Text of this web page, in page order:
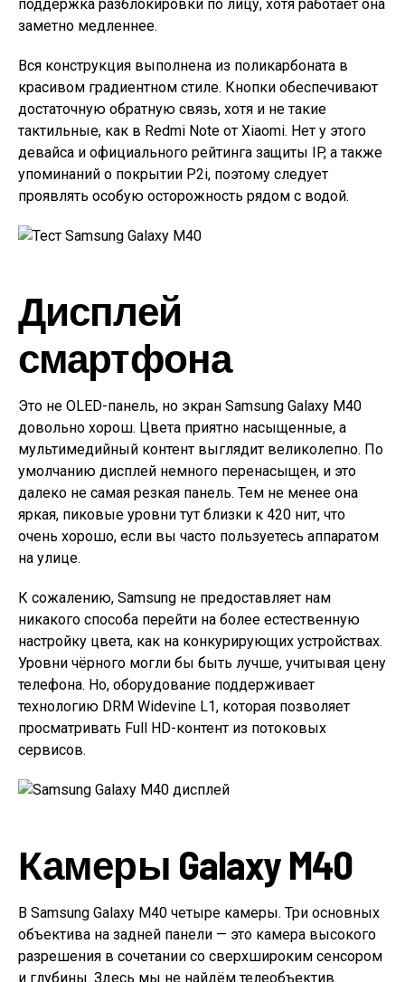
поддержка разблокировки по лицу, хотя работает она
заметно медленнее.
Вся конструкция выполнена из поликарбоната в
красивом градиентном стиле. Кнопки обеспечивают
достаточную обратную связь, хотя и не такие
тактильные, как в Redmi Note от Xiaomi. Нет у этого
девайса и официального рейтинга защиты IP, а также
упоминаний о покрытии P2i, поэтому следует
проявлять особую осторожность рядом с водой.
Дисплей
смартфона
Это не OLED-панель, но экран Samsung Galaxy M40
довольно хорош. Цвета приятно насыщенные, а
мультимедийный контент выглядит великолепно. По
умолчанию дисплей немного перенасыщен, и это
далеко не самая резкая панель. Тем не менее она
яркая, пиковые уровни тут близки к 420 нит, что
очень хорошо, если вы часто пользуетесь аппаратом
на улице.
К сожалению, Samsung не предоставляет нам
никакого способа перейти на более естественную
настройку цвета, как на конкурирующих устройствах.
Уровни чёрного могли бы быть лучше, учитывая цену
телефона. Но, оборудование поддерживает
технологию DRM Widevine L1, которая позволяет
просматривать Full HD-контент из потоковых
сервисов.
Камеры Galaxy M40
В Samsung Galaxy M40 четыре камеры. Три основных
объектива на задней панели — это камера высокого
разрешения в сочетании со сверхшироким сенсором
и глубины. Здесь мы не найдём телеобъектив.